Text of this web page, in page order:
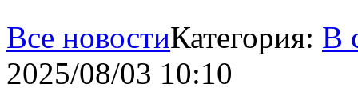
Все новостиКатегория: В
2025/08/03 10:10